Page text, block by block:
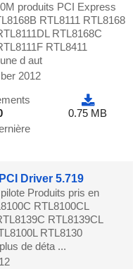
produits PCI Express
RTL8111 RTL8168
RTL8168C
RTL8411
d aut
2012
0.75 MB
Driver 5.719
Produits pris en
RTL8100CL
RTL8139CL
RTL8130
de déta ...